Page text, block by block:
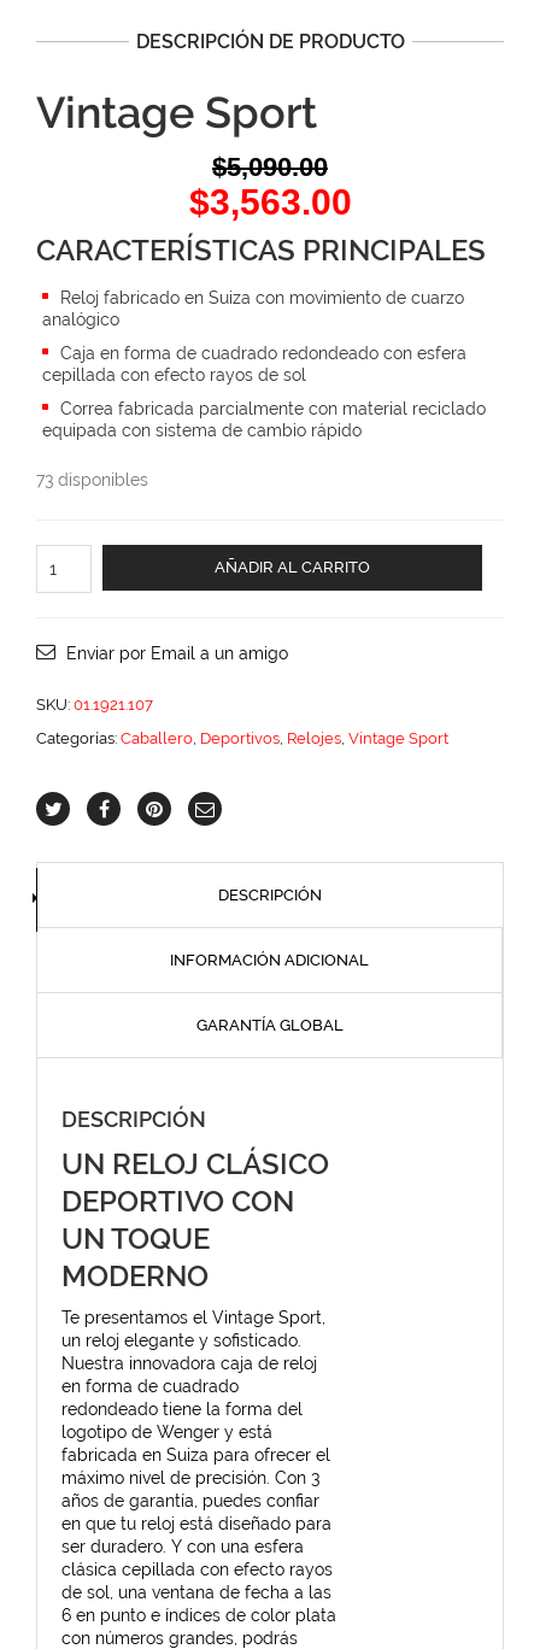
DESCRIPCIÓN DE PRODUCTO
Vintage Sport
$5,090.00
Original
price
was:
$5,090.00.
$3,563.00Current
price
is:
$3,563.00.
CARACTERÍSTICAS PRINCIPALES
Reloj fabricado en Suiza con movimiento de cuarzo
analógico
Caja en forma de cuadrado redondeado con esfera
cepillada con efecto rayos de sol
Correa fabricada parcialmente con material reciclado
equipada con sistema de cambio rápido
73 disponibles
Sport
cantidad
AÑADIR AL CARRITO
Enviar por Email a un amigo
SKU: 01.1921.107
Categorías: Caballero Deportivos Relojes Vintage Sport
DESCRIPCIÓN
INFORMACIÓN ADICIONAL
GARANTÍA GLOBAL
DESCRIPCIÓN
UN RELOJ CLÁSICO
DEPORTIVO CON
UN TOQUE
MODERNO
Te presentamos el Vintage Sport,
un reloj elegante y sofisticado.
Nuestra innovadora caja de reloj
en forma de cuadrado
redondeado tiene la forma del
logotipo de Wenger y está
fabricada en Suiza para ofrecer el
máximo nivel de precisión. Con 3
años de garantía, puedes confiar
en que tu reloj está diseñado para
ser duradero. Y con una esfera
clásica cepillada con efecto rayos
de sol, una ventana de fecha a las
6 en punto e índices de color plata
con números grandes, podrás